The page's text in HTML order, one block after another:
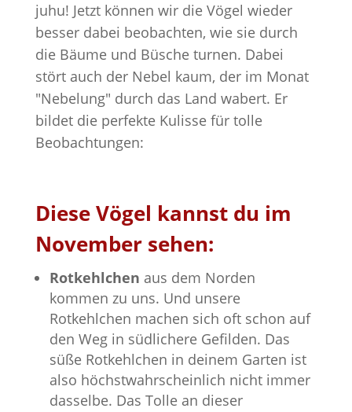
juhu! Jetzt können wir die Vögel wieder
besser dabei beobachten, wie sie durch
die Bäume und Büsche turnen. Dabei
stört auch der Nebel kaum, der im Monat
"Nebelung" durch das Land wabert. Er
bildet die perfekte Kulisse für tolle
Beobachtungen:
Diese Vögel kannst du im
November sehen:
Rotkehlchen aus dem Norden
kommen zu uns. Und unsere
Rotkehlchen machen sich oft schon auf
den Weg in südlichere Gefilden. Das
süße Rotkehlchen in deinem Garten ist
also höchstwahrscheinlich nicht immer
dasselbe. Das Tolle an dieser